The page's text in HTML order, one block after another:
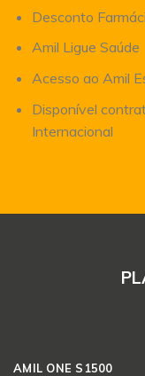
Desconto
Amil Ligue Saúde
Acesso ao Amil
Disponível
Internacional
AMIL ONE S1500